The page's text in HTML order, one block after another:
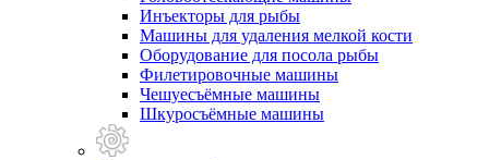
Инъекторы для рыбы
Машины для удаления мелкой кости
Оборудование для посола рыбы
Филетировочные машины
Чешуесъёмные машины
Шкуросъёмные машины